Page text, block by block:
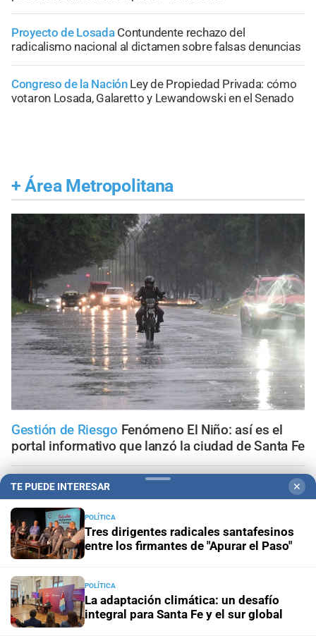
Proyecto de Losada Contundente rechazo del
radicalismo nacional al dictamen sobre falsas denuncias
Congreso de la Nación Ley de Propiedad Privada: cómo
votaron Losada, Galaretto y Lewandowski en el Senado
+ Área Metropolitana
Gestión de Riesgo Fenómeno El Niño: así es el
portal informativo que lanzó la ciudad de Santa Fe
En Santa FeTodo lo que tenés que saber antes de salir
de casa en Santa Fe este viernes 7 de agosto
Viernes 7 de agosto de 2026El tránsito en la provincia
de Santa Fe; la información minuto a minuto
Aceleran el recambio de la flota
70 colectivos y el 40% del servicio ya se presta con
unidades modernizadas
TE PUEDE INTERESAR ✕
POLÍTICA
Tres dirigentes radicales santafesinos
entre los firmantes de "Apurar el Paso"
POLÍTICA
La adaptación climática: un desafío
integral para Santa Fe y el sur global